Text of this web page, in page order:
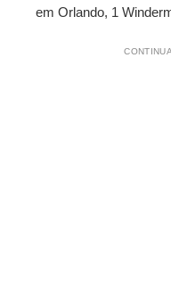
em Orlando, 1